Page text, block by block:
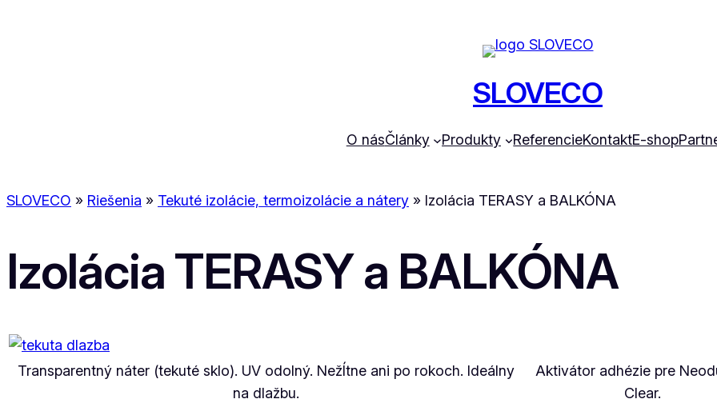
SLOVECO
O násČlánky Produkty ReferencieKontaktE-shop
SLOVECO » Riešenia » Tekuté izolácie, termoizolácie a nátery » Izolácia TERASY a BALKÓNA
Izolácia TERASY a BALKÓNA
Transparentný náter (tekuté sklo). UV odolný. Nežĺtne ani po rokoch. Ideálny
na dlažbu.
Aktivátor adhézie pre
Clear.